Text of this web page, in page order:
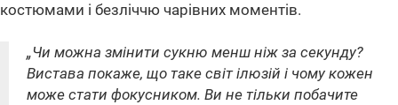
костюмами і безліччю чарівних моментів.
„Чи можна змінити сукню менш ніж за секунду?
Вистава покаже, що таке світ ілюзій і чому кожен
може стати фокусником. Ви не тільки побачите